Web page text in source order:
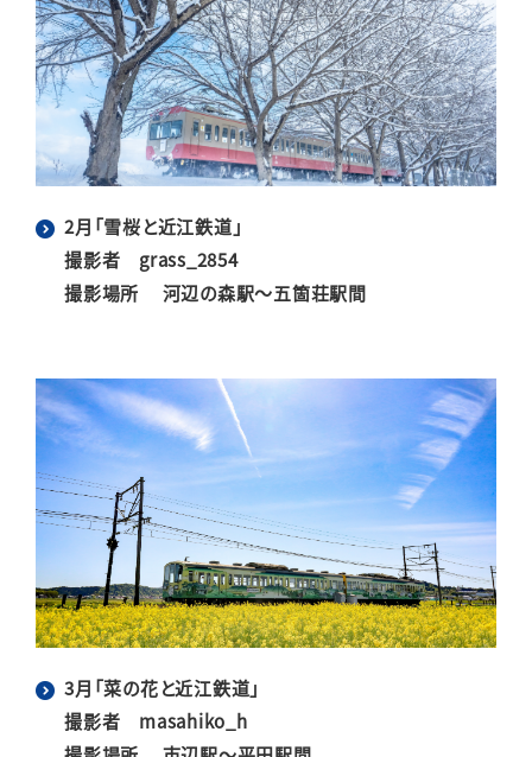
2月「雪桜と近江鉄道」
撮影者 grass_2854
撮影場所 河辺の森駅～五箇荘駅間
3月「菜の花と近江鉄道」
撮影者 masahiko_h